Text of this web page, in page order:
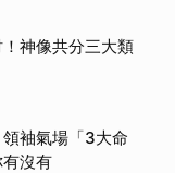
！神像共分三大類
袖氣場「3大命
沒有